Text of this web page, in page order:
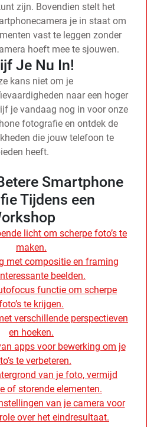
zijn. Bovendien stelt het
je in staat om
vast te leggen zonder
hoeft mee te sjouwen.
Je Nu In!
kans niet om je
naar een hoger
je vandaag nog in voor onze
fotografie en ontdek de
die jouw telefoon te
heeft.
Smartphone
Tijdens een
licht om scherpe foto’s te
maken.
met compositie en framing
beelden.
functie om scherpe
te krijgen.
verschillende perspectieven
en hoeken.
apps voor bewerking om je
te verbeteren.
van je foto, vermijd
of storende elementen.
van je camera voor
over het eindresultaat.